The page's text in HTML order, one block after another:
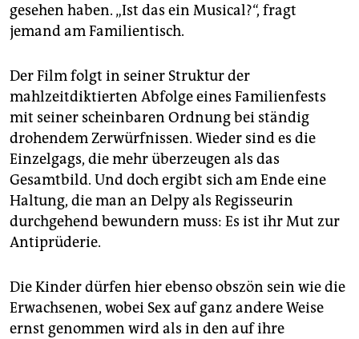
gesehen haben. „Ist das ein Musical?“, fragt
jemand am Familientisch.
Der Film folgt in seiner Struktur der
mahlzeitdiktierten Abfolge eines Familienfests
mit seiner scheinbaren Ordnung bei ständig
drohendem Zerwürfnissen. Wieder sind es die
Einzelgags, die mehr überzeugen als das
Gesamtbild. Und doch ergibt sich am Ende eine
Haltung, die man an Delpy als Regisseurin
durchgehend bewundern muss: Es ist ihr Mut zur
Antiprüderie.
Die Kinder dürfen hier ebenso obszön sein wie die
Erwachsenen, wobei Sex auf ganz andere Weise
ernst genommen wird als in den auf ihre